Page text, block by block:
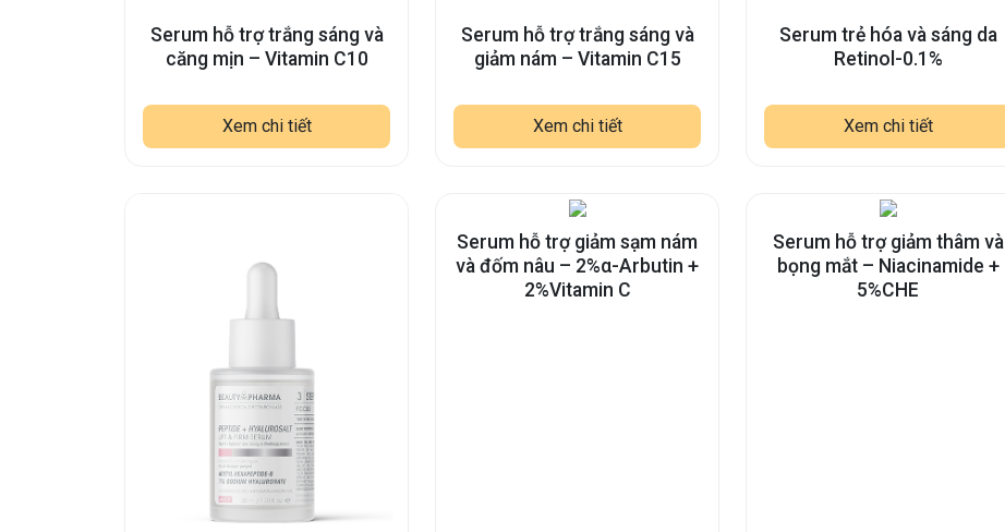
Serum hỗ trợ trắng sáng và
căng mịn – Vitamin C10
Xem chi tiết
Serum hỗ trợ trắng sáng và
giảm nám – Vitamin C15
Xem chi tiết
Serum trẻ hóa và sáng da
Retinol-0.1%
Xem chi tiết
Serum hỗ trợ giảm sạm nám
và đốm nâu – 2%α-Arbutin +
2%Vitamin C
Serum hỗ trợ giảm thâm và
bọng mắt – Niacinamide +
5%CHE